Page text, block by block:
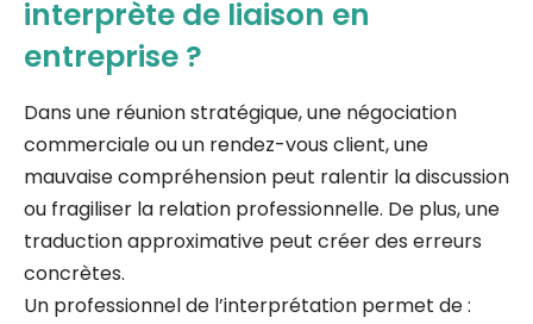
interprète de liaison en
entreprise ?
Dans une réunion stratégique, une négociation
commerciale ou un rendez-vous client, une
mauvaise compréhension peut ralentir la discussion
ou fragiliser la relation professionnelle. De plus, une
traduction approximative peut créer des erreurs
concrètes.
Un professionnel de l’interprétation permet de :